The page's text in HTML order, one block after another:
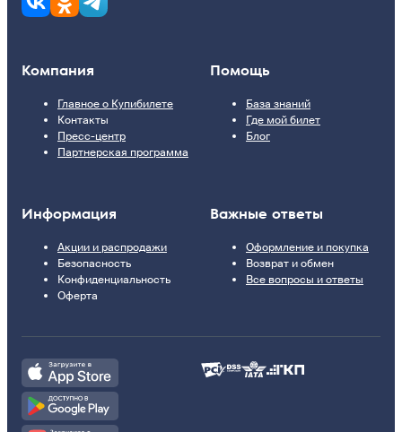
Компания
Главное о Купибилете
Контакты
Пресс-центр
Партнерская программа
Помощь
База знаний
Где мой билет
Блог
Информация
Акции и распродажи
Безопасность
Конфиденциальность
Оферта
Важные ответы
Оформление и покупка
Возврат и обмен
Все вопросы и ответы